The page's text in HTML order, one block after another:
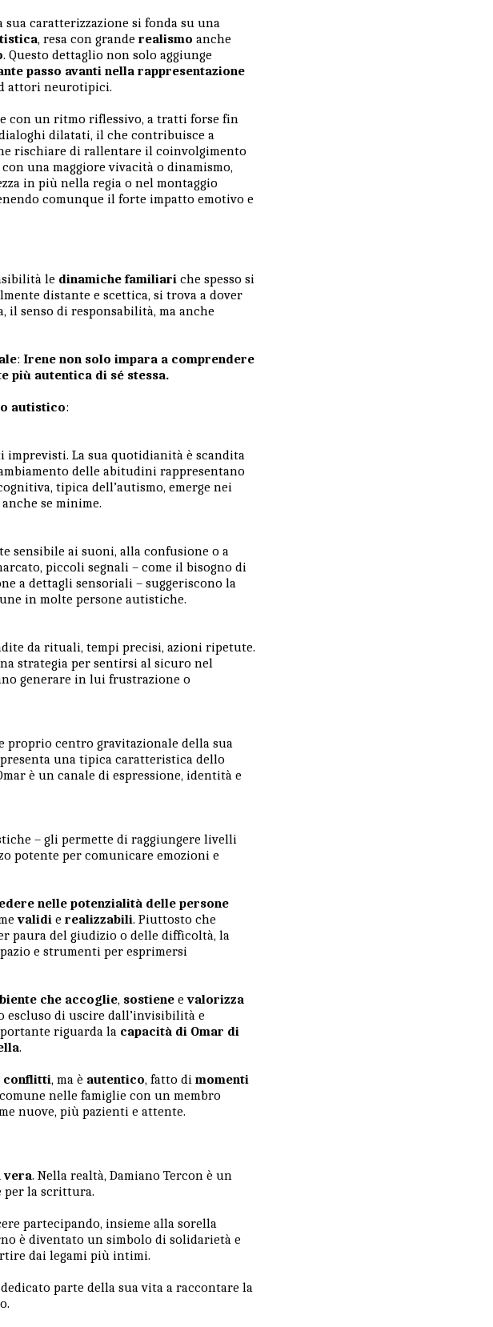
sua caratterizzazione si fonda su una
, resa con grande realismo anche
. Questo dettaglio non solo aggiunge
passo avanti nella rappresentazione
attori neurotipici.
con un ritmo riflessivo, a tratti forse fin
dilatati, il che contribuisce a
rischiare di rallentare il coinvolgimento
una maggiore vivacità o dinamismo,
in più nella regia o nel montaggio
comunque il forte impatto emotivo e
le dinamiche familiari che spesso si
distante e scettica, si trova a dover
il senso di responsabilità, ma anche
: Irene non solo impara a comprendere
più autentica di sé stessa.
autistico:
imprevisti. La sua quotidianità è scandita
delle abitudini rappresentano
tipica dell’autismo, emerge nei
se minime.
sensibile ai suoni, alla confusione o a
piccoli segnali – come il bisogno di
a dettagli sensoriali – suggeriscono la
in molte persone autistiche.
da rituali, tempi precisi, azioni ripetute.
strategia per sentirsi al sicuro nel
generare in lui frustrazione o
proprio centro gravitazionale della sua
una tipica caratteristica dello
è un canale di espressione, identità e
– gli permette di raggiungere livelli
potente per comunicare emozioni e
nelle potenzialità delle persone
validi e realizzabili. Piuttosto che
paura del giudizio o delle difficoltà, la
e strumenti per esprimersi
che accoglie, sostiene evalorizza
escluso di uscire dall’invisibilità e
riguarda la capacità di Omar di
.
conflitti, ma è autentico, fatto di momenti
nelle famiglie con un membro
nuove, più pazienti e attente.
vera. Nella realtà, Damiano Tercon è un
per la scrittura.
partecipando, insieme alla sorella
è diventato un simbolo di solidarietà e
dai legami più intimi.
parte della sua vita a raccontare la